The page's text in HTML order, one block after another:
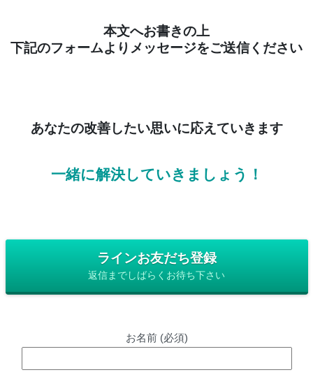
本文へお書きの上
下記のフォームよりメッセージをご送信ください
あなたの改善したい思いに応えていきます
一緒に解決していきましょう！
ラインお友だち登録
返信までしばらくお待ち下さい
お名前 (必須)